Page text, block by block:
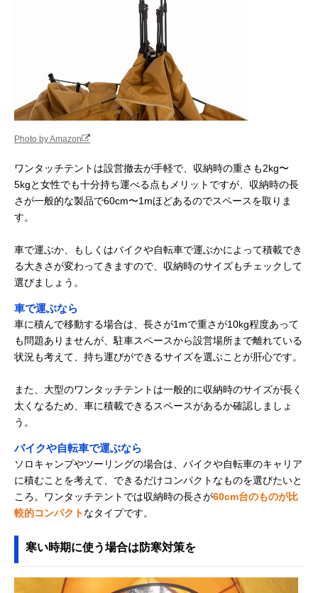
Photo by Amazon
ワンタッチテントは設営撤去が手軽で、収納時の重さも2kg〜
5kgと女性でも十分持ち運べる点もメリットですが、収納時の長
さが一般的な製品で60cm〜1mほどあるのでスペースを取りま
す。
車で運ぶか、もしくはバイクや自転車で運ぶかによって積載でき
る大きさが変わってきますので、収納時のサイズもチェックして
選びましょう。
車で運ぶなら
車に積んで移動する場合は、長さが1mで重さが10kg程度あって
も問題ありませんが、駐車スペースから設営場所まで離れている
状況も考えて、持ち運びができるサイズを選ぶことが肝心です。
また、大型のワンタッチテントは一般的に収納時のサイズが長く
太くなるため、車に積載できるスペースがあるか確認しましょ
う。
バイクや自転車で運ぶなら
ソロキャンプやツーリングの場合は、バイクや自転車のキャリア
に積むことを考えて、できるだけコンパクトなものを選びたいと
ころ。ワンタッチテントでは収納時の長さが60cm台のものが比
較的コンパクトなタイプです。
寒い時期に使う場合は防寒対策を